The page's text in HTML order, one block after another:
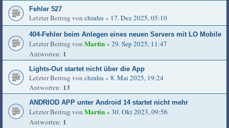
Fehler 527
Letzter Beitrag von chinhu « 17. Dez 2025, 05:10
404-Fehler beim Anlegen eines neuen Servers mit LO Mobile
Letzter Beitrag von Martin « 29. Sep 2025, 11:47
Antworten: 1
Lights-Out startet nicht über die App
Letzter Beitrag von chinhu « 8. Mai 2025, 19:24
Antworten: 13
ANDRIOD APP unter Android 14 startet nicht mehr
Letzter Beitrag von Martin « 30. Okt 2023, 09:56
Antworten: 1